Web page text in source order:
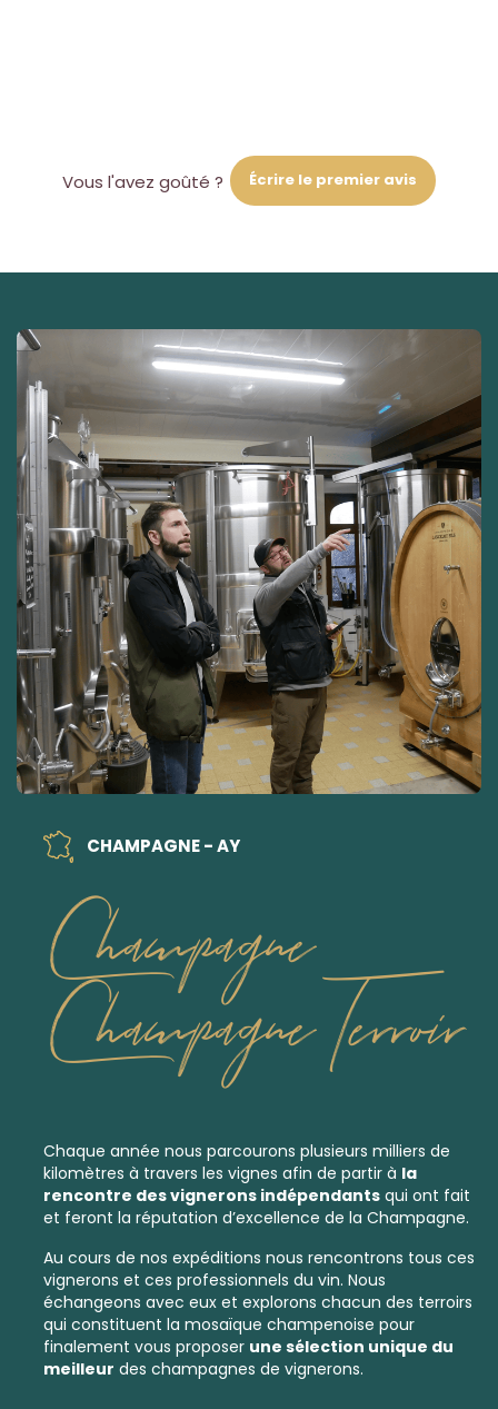
Vous l'avez goûté ? Écrire le premier avis
CHAMPAGNE - AY
Champagne
Champagne Terroir
Chaque année nous parcourons plusieurs milliers de
kilomètres à travers les vignes afin de partir à la
rencontre des vignerons indépendants qui ont fait
et feront la réputation d’excellence de la Champagne.
Au cours de nos expéditions nous rencontrons tous ces
vignerons et ces professionnels du vin. Nous
échangeons avec eux et explorons chacun des terroirs
qui constituent la mosaïque champenoise pour
finalement vous proposer une sélection unique du
meilleur des champagnes de vignerons.